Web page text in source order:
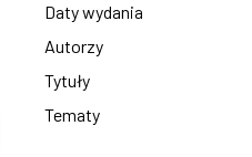
Daty wydania
Autorzy
Tytuły
Tematy